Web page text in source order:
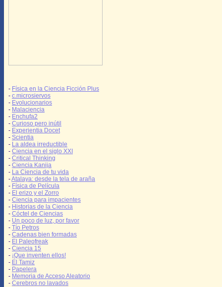
- Física en la Ciencia Ficción Plus
- c.microsiervos
- Evolucionarios
- Malaciencia
- Enchufa2
- Curioso pero inútil
- Experientia Docet
- Scientia
- La aldea irreductible
- Ciencia en el siglo XXI
- Critical Thinking
- Ciencia Kanija
- La Ciencia de tu vida
-Atalaya: desde la tela de araña
- Física de Película
- El erizo y el Zorro
- Ciencia para impacientes
- Historias de la Ciencia
- Cóctel de Ciencias
- Un poco de luz, por favor
- Tío Petros
- Cadenas bien formadas
- El Paleofreak
- Ciencia 15
- ¡Que inventen ellos!
- El Tamiz
- Papelera
- Memoria de Acceso Aleatorio
- Cerebros no lavados